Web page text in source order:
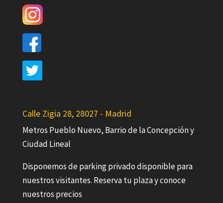
Calle Zigia 28, 28027 - Madrid
Metros Pueblo Nuevo, Barrio de la Concepción y
Ciudad Lineal
Disponemos de parking privado disponible para
nuestros visitantes. Reserva tu plaza y conoce
nuestros precios